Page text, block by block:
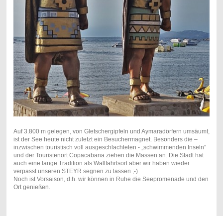
Auf 3.800 m gelegen, von Gletschergipfeln und Aymaradörfern umsäumt,
ist der See heute nicht zuletzt ein Besuchermagnet. Besonders die –
inzwischen touristisch voll ausgeschlachteten - „schwimmenden Inseln“
und der Touristenort Copacabana ziehen die Massen an. Die Stadt hat
auch eine lange Tradition als Wallfahrtsort aber wir haben wieder
verpasst unseren STEYR segnen zu lassen ;-)
Noch ist Vorsaison, d.h. wir können in Ruhe die Seepromenade und den
Ort genießen.